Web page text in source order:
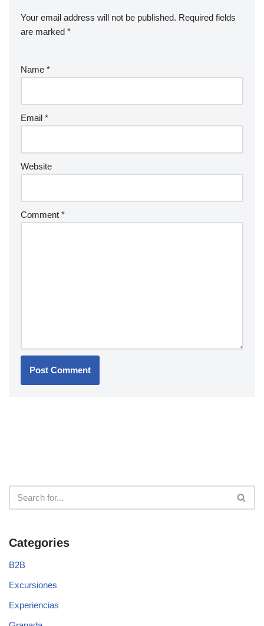
Your email address will not be published. Required fields
are marked *
Name *
Email *
Website
Comment *
Categories
B2B
Excursiones
Experiencias